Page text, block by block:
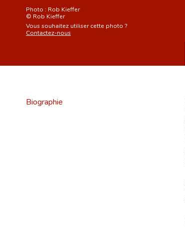
Contact
Photo : Rob Kieffer
© Rob Kieffer
Vous souhaitez utiliser cette photo ?
Contactez-nous
Biographie